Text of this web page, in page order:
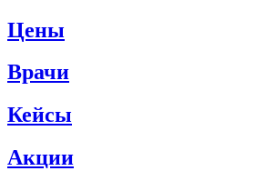
Цены
Врачи
Кейсы
Акции